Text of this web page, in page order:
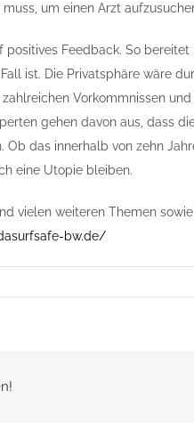
um einen Arzt
positives Feedback. So
ist. Die Privatsphäre wäre
Vorkommnissen
gehen davon aus, dass
Ob das innerhalb von zehn
eine Utopie bleiben.
vielen weiteren Themen
bw.de/